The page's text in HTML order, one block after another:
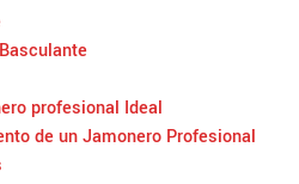
profesional Ideal​
de un Jamonero Profesional